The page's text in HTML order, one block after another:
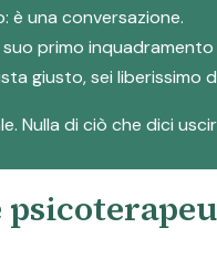
è una conversazione.
primo
giusto, sei liberissimo
Nulla di ciò che dici